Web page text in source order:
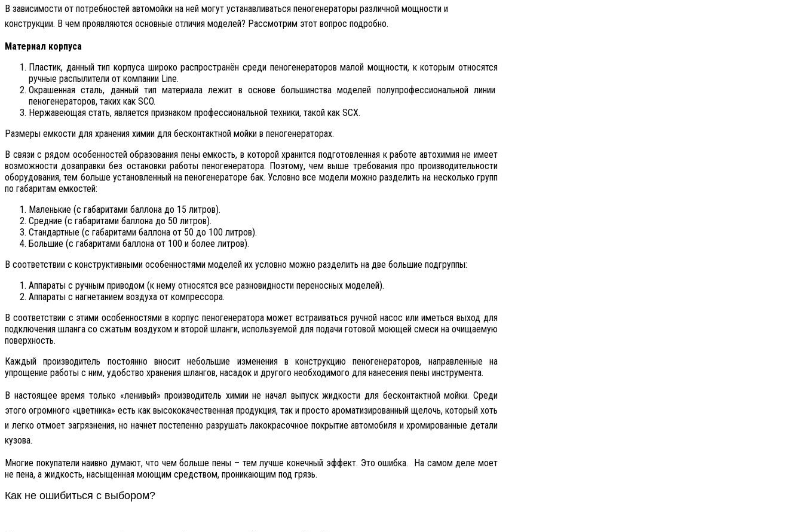
В зависимости от потребностей автомойки на ней могут устанавливаться пеногенераторы различной мощности и
конструкции. В чем проявляются основные отличия моделей? Рассмотрим этот вопрос подробно.
Материал корпуса
Пластик, данный тип корпуса широко распространён среди пеногенераторов малой мощности, к которым относятся
ручные распылители от компании Line.
Окрашенная сталь, данный тип материала лежит в основе большинства моделей полупрофессиональной линии
пеногенераторов, таких как SCO.
Нержавеющая стать, является признаком профессиональной техники, такой как SCX.
Размеры емкости для хранения химии для бесконтактной мойки в пеногенераторах.
В связи с рядом особенностей образования пены емкость, в которой хранится подготовленная к работе автохимия не имеет
возможности дозаправки без остановки работы пеногенератора. Поэтому, чем выше требования про производительности
оборудования, тем больше установленный на пеногенераторе бак. Условно все модели можно разделить на несколько групп
по габаритам емкостей:
Маленькие (с габаритами баллона до 15 литров).
Средние (с габаритами баллона до 50 литров).
Стандартные (с габаритами баллона от 50 до 100 литров).
Большие (с габаритами баллона от 100 и более литров).
В соответствии с конструктивными особенностями моделей их условно можно разделить на две большие подгруппы:
Аппараты с ручным приводом (к нему относятся все разновидности переносных моделей).
Аппараты с нагнетанием воздуха от компрессора.
В соответствии с этими особенностями в корпус пеногенератора может встраиваться ручной насос или иметься выход для
подключения шланга со сжатым воздухом и второй шланги, используемой для подачи готовой моющей смеси на очищаемую
поверхность.
Каждый производитель постоянно вносит небольшие изменения в конструкцию пеногенераторов, направленные на
упрощение работы с ним, удобство хранения шлангов, насадок и другого необходимого для нанесения пены инструмента.
В настоящее время только «ленивый» производитель химии не начал выпуск жидкости для бесконтактной мойки. Среди
этого огромного «цветника» есть как высококачественная продукция, так и просто ароматизированный щелочь, который хоть
и легко отмоет загрязнения, но начнет постепенно разрушать лакокрасочное покрытие автомобиля и хромированные детали
кузова.
Многие покупатели наивно думают, что чем больше пены – тем лучше конечный эффект. Это ошибка. На самом деле моет
не пена, а жидкость, насыщенная моющим средством, проникающим под грязь.
Как не ошибиться с выбором?